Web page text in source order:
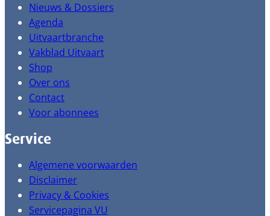
Nieuws & Dossiers
Agenda
Uitvaartbranche
Vakblad Uitvaart
Shop
Over ons
Contact
Voor abonnees
Service
Algemene voorwaarden
Disclaimer
Privacy & Cookies
Servicepagina VU